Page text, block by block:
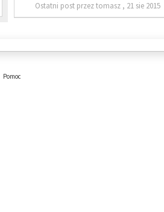
Ostatni post przez tomasz , 21 sie 2015
Pomoc